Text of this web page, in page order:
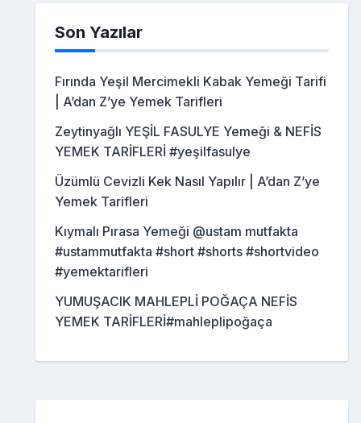
Son Yazılar
Fırında Yeşil Mercimekli Kabak Yemeği Tarifi
| A’dan Z’ye Yemek Tarifleri
Zeytinyağlı YEŞİL FASULYE Yemeği & NEFİS
YEMEK TARİFLERİ #yeşilfasulye
Üzümlü Cevizli Kek Nasıl Yapılır | A’dan Z’ye
Yemek Tarifleri
Kıymalı Pırasa Yemeği @ustam mutfakta
#ustammutfakta #short #shorts #shortvideo
#yemektarifleri
YUMUŞACIK MAHLEPLİ POĞAÇA NEFİS
YEMEK TARİFLERİ#mahleplipoğaça